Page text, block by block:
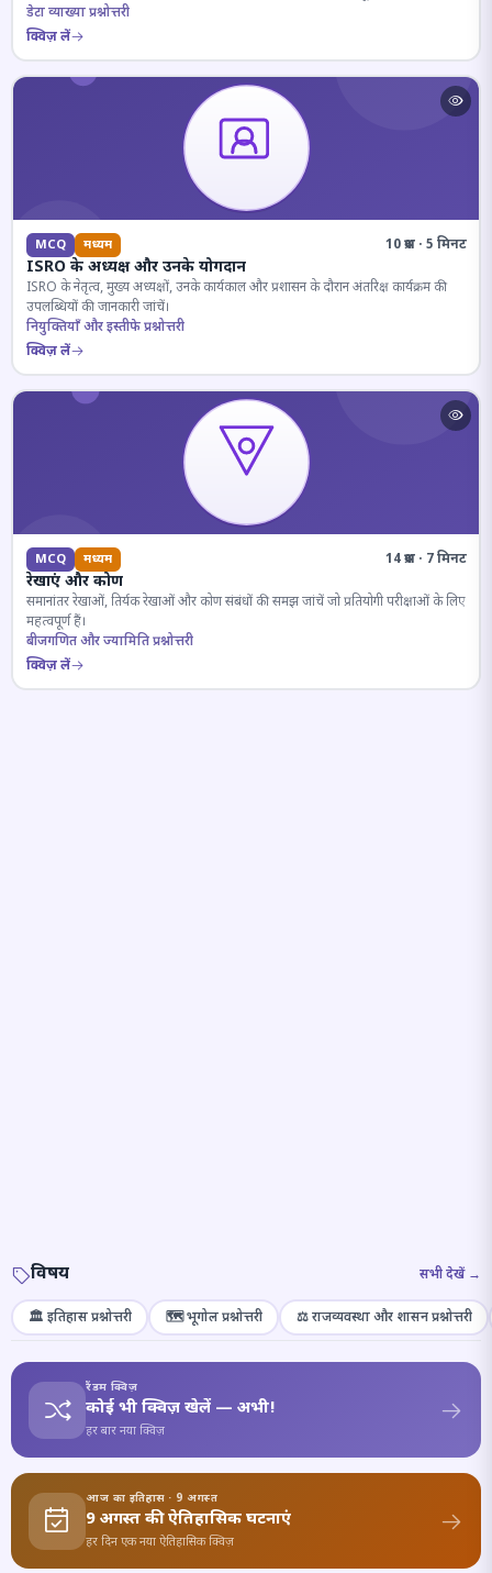
डेटा व्याख्या प्रश्नोत्तरी
क्विज़ लें
MCQ मध्यम 10 प्रश्न · 5 मिनट
ISRO के अध्यक्ष और उनके योगदान
ISRO के नेतृत्व, मुख्य अध्यक्षों, उनके कार्यकाल और प्रशासन के दौरान अंतरिक्ष कार्यक्रम की
उपलब्धियों की जानकारी जांचें।
नियुक्तियाँ और इस्तीफे प्रश्नोत्तरी
क्विज़ लें
MCQ मध्यम 14 प्रश्न · 7 मिनट
रेखाएं और कोण
समानांतर रेखाओं, तिर्यक रेखाओं और कोण संबंधों की समझ जांचें जो प्रतियोगी परीक्षाओं के लिए
महत्वपूर्ण हैं।
बीजगणित और ज्यामिति प्रश्नोत्तरी
क्विज़ लें
विषय सभी देखें →
🏛️ इतिहास प्रश्नोत्तरी 🗺️ भूगोल प्रश्नोत्तरी ⚖️ राजव्यवस्था और शासन प्रश्नोत्तरी
रैंडम क्विज़
कोई भी क्विज़ खेलें — अभी!
हर बार नया क्विज़
आज का इतिहास · 9 अगस्त
9 अगस्त की ऐतिहासिक घटनाएं
हर दिन एक नया ऐतिहासिक क्विज़